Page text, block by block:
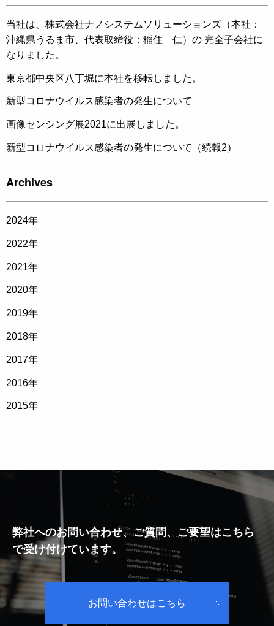
当社は、株式会社ナノシステムソリューションズ（本社：
沖縄県うるま市、代表取締役：稲住 仁）の 完全子会社に
なりました。
東京都中央区八丁堀に本社を移転しました。
新型コロナウイルス感染者の発生について
画像センシング展2021に出展しました。
新型コロナウイルス感染者の発生について（続報2）
Archives
2024年
2022年
2021年
2020年
2019年
2018年
2017年
2016年
2015年
弊社へのお問い合わせ、ご質問、ご要望はこちら
で受け付けています。
お問い合わせはこちら